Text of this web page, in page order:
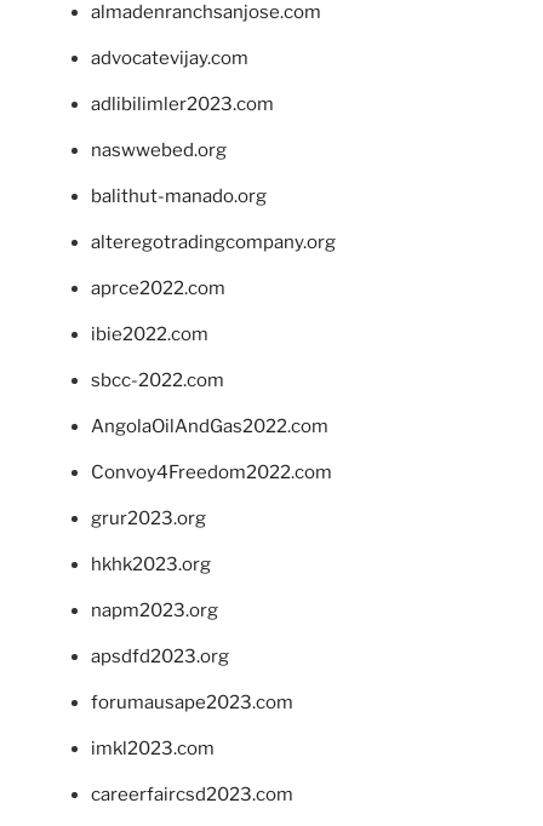
almadenranchsanjose.com
advocatevijay.com
adlibilimler2023.com
naswwebed.org
balithut-manado.org
alteregotradingcompany.org
aprce2022.com
ibie2022.com
sbcc-2022.com
AngolaOilAndGas2022.com
Convoy4Freedom2022.com
grur2023.org
hkhk2023.org
napm2023.org
apsdfd2023.org
forumausape2023.com
imkl2023.com
careerfaircsd2023.com